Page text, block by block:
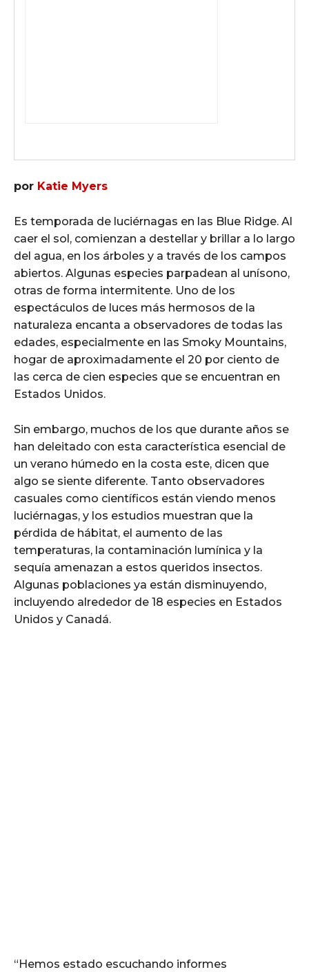
por Katie Myers
Es temporada de luciérnagas en las Blue Ridge. Al
caer el sol, comienzan a destellar y brillar a lo largo
del agua, en los árboles y a través de los campos
abiertos. Algunas especies parpadean al unísono,
otras de forma intermitente. Uno de los
espectáculos de luces más hermosos de la
naturaleza encanta a observadores de todas las
edades, especialmente en las Smoky Mountains,
hogar de aproximadamente el 20 por ciento de
las cerca de cien especies que se encuentran en
Estados Unidos.
Sin embargo, muchos de los que durante años se
han deleitado con esta característica esencial de
un verano húmedo en la costa este, dicen que
algo se siente diferente. Tanto observadores
casuales como científicos están viendo menos
luciérnagas, y los estudios muestran que la
pérdida de hábitat, el aumento de las
temperaturas, la contaminación lumínica y la
sequía amenazan a estos queridos insectos.
Algunas poblaciones ya están disminuyendo,
incluyendo alrededor de 18 especies en Estados
Unidos y Canadá.
“Hemos estado escuchando informes